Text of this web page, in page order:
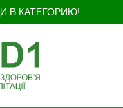
В КАТЕГОРИЮ!